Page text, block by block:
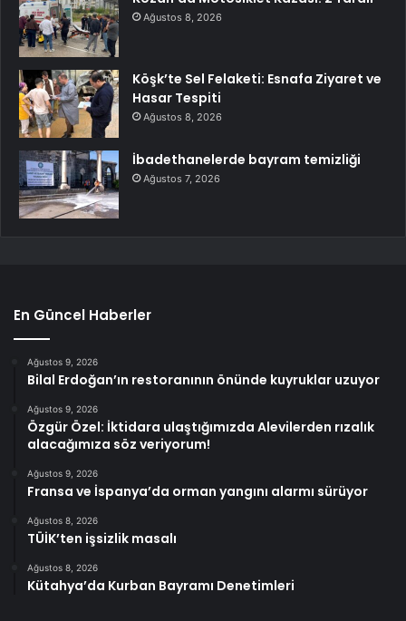
Ağustos 8, 2026
Köşk’te Sel Felaketi: Esnafa Ziyaret ve
Hasar Tespiti
Ağustos 8, 2026
İbadethanelerde bayram temizliği
Ağustos 7, 2026
En Güncel Haberler
Ağustos 9, 2026
Bilal Erdoğan’ın restoranının önünde kuyruklar uzuyor
Ağustos 9, 2026
Özgür Özel: İktidara ulaştığımızda Alevilerden rızalık
alacağımıza söz veriyorum!
Ağustos 9, 2026
Fransa ve İspanya’da orman yangını alarmı sürüyor
Ağustos 8, 2026
TÜİK’ten işsizlik masalı
Ağustos 8, 2026
Kütahya’da Kurban Bayramı Denetimleri